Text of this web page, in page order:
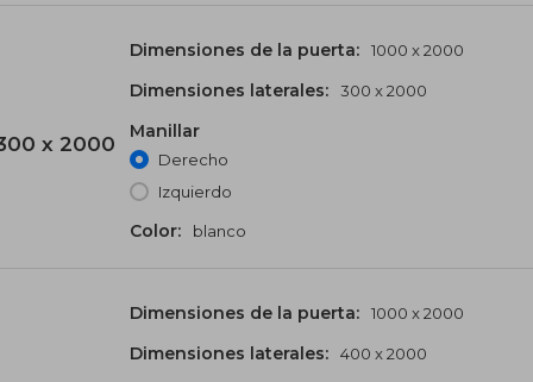
x 2000
Dimensiones de la puerta: 1000 x 2000
Dimensiones laterales: 300 x 2000
Manillar
Derecho
Izquierdo
Color: blanco
Dimensiones de la puerta: 1000 x 2000
Dimensiones laterales: 400 x 2000